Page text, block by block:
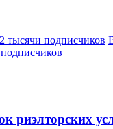
2 тысячи подписчиков
риэлторских